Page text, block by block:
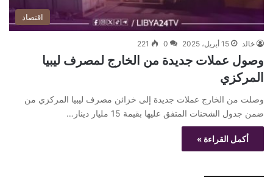
اقتصاد
خالد 15 أبريل، 2025 0
221
وصول عملات جديدة من الخارج لمصرف ليبيا
المركزي
وصلت من الخارج عملات جديدة إلى خزائن مصرف ليبيا المركزي من
ضمن جدول الشحنات المتفق عليها بقيمة 15 مليار دينار…
أكمل القراءة »